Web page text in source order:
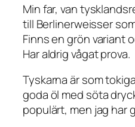
Min far, van
till Berlinerweisser
Finns en grön variant
Har aldrig vågat prova.
Tyskarna är som
goda öl med söta
populärt, men jag har